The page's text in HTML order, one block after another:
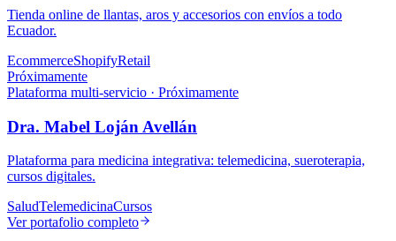
Ver portafolio completo